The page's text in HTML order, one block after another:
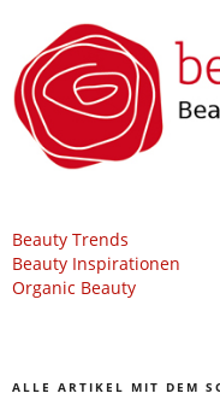
Beauty Trends
Beauty Inspirationen
Organic Beauty
ALLE ARTIKEL MIT DEM